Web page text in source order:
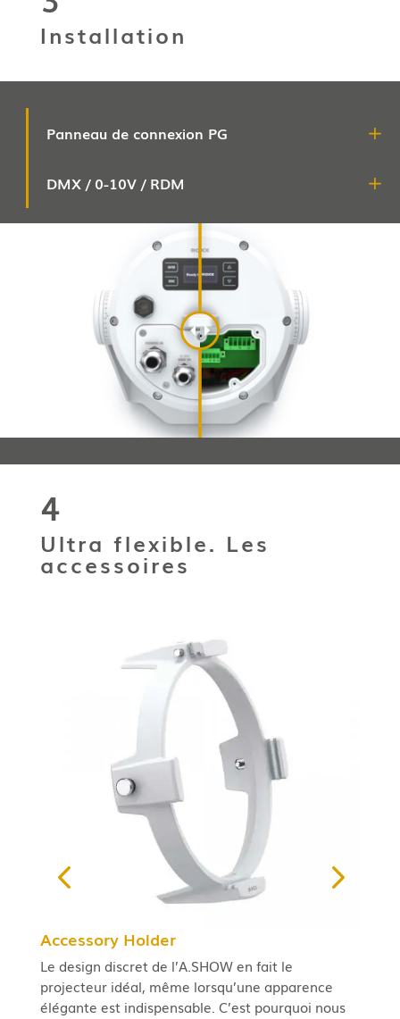
Installation
Panneau de connexion PG
DMX / 0-10V / RDM
4
Ultra flexible. Les
accessoires
Accessory Holder
Le design discret de l’A.SHOW en fait le
projecteur idéal, même lorsqu’une apparence
élégante est indispensable. C’est pourquoi nous